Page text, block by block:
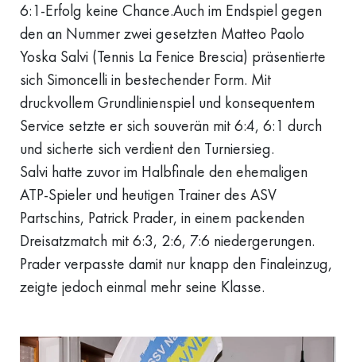
6:1-Erfolg keine Chance.Auch im Endspiel gegen
den an Nummer zwei gesetzten Matteo Paolo
Yoska Salvi (Tennis La Fenice Brescia) präsentierte
sich Simoncelli in bestechender Form. Mit
druckvollem Grundlinienspiel und konsequentem
Service setzte er sich souverän mit 6:4, 6:1 durch
und sicherte sich verdient den Turniersieg.
Salvi hatte zuvor im Halbfinale den ehemaligen
ATP-Spieler und heutigen Trainer des ASV
Partschins, Patrick Prader, in einem packenden
Dreisatzmatch mit 6:3, 2:6, 7:6 niedergerungen.
Prader verpasste damit nur knapp den Finaleinzug,
zeigte jedoch einmal mehr seine Klasse.